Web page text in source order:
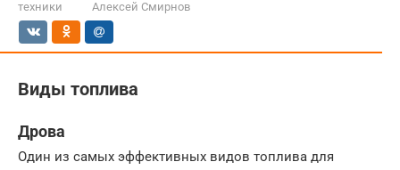
техники
Алексей Смирнов
Виды топлива
Дрова
Один из самых эффективных видов топлива для